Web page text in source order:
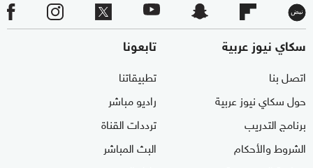
سكاي نيوز عربية
اتصل بنا
حول سكاي نيوز عربية
برنامج التدريب
الشروط والأحكام
تابعونا
تطبيقاتنا
راديو مباشر
ترددات القناة
البث المباشر